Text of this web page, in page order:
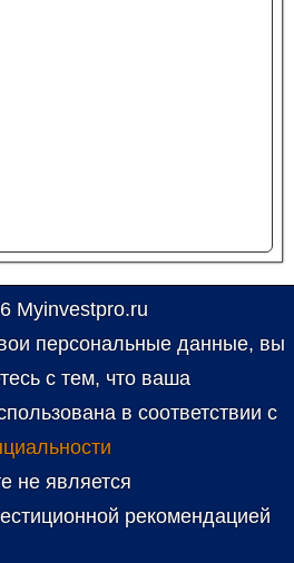
Myinvestpro.ru
персональные данные, вы
с тем, что ваша
в соответствии с
не является
рекомендацией